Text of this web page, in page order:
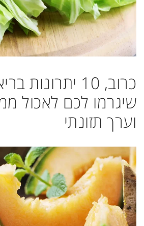
כרוב, 10
שיגרמו לכם לאכול
וערך תזונתי